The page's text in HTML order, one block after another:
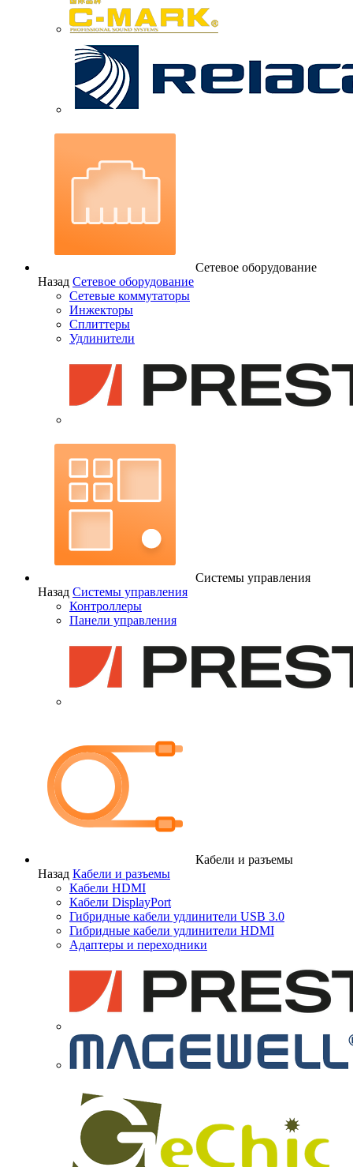
Сетевое оборудование
Назад Сетевое оборудование
Сетевые коммутаторы
Инжекторы
Сплиттеры
Удлинители
Системы управления
Назад Системы управления
Контроллеры
Панели управления
Кабели и разъемы
Назад Кабели и разъемы
Кабели HDMI
Кабели DisplayPort
Гибридные кабели удлинители USB 3.0
Гибридные кабели удлинители HDMI
Адаптеры и переходники